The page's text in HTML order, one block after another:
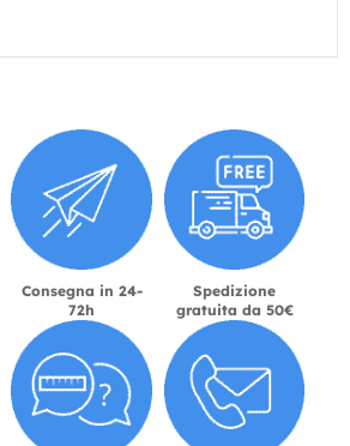
Consegna in 24-
72h
Spedizione
gratuita da 50€